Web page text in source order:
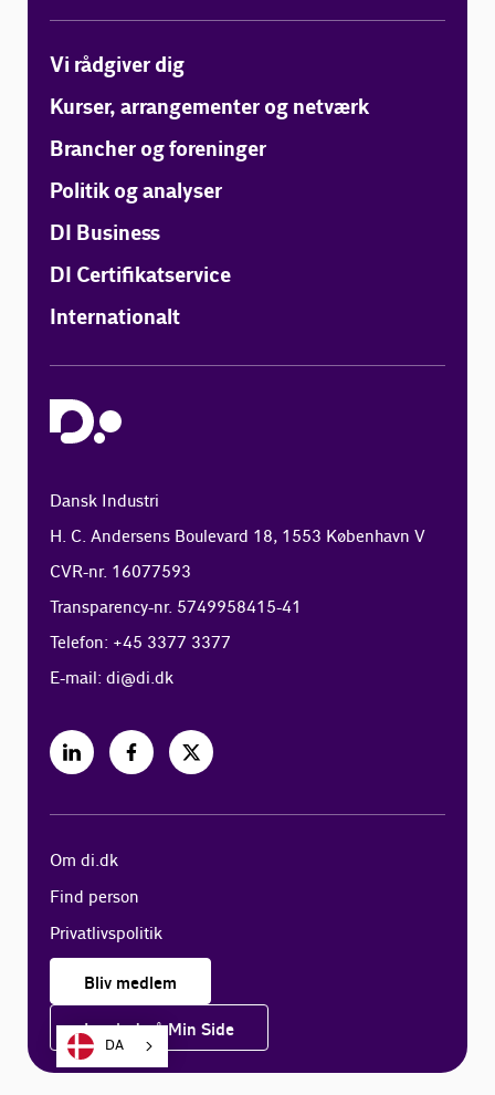
Vi rådgiver dig
Kurser, arrangementer og netværk
Brancher og foreninger
Politik og analyser
DI Business
DI Certifikatservice
Internationalt
Dansk Industri
H. C. Andersens Boulevard 18, 1553 København V
CVR-nr. 16077593
Transparency-nr. 5749958415-41
Telefon: +45 3377 3377
E-mail:di@di.dk
Om di.dk
Find person
Privatlivspolitik
Bliv medlem
Log ind på Min Side
DA